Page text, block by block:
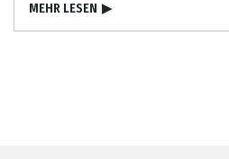
MEHR LESEN ▶